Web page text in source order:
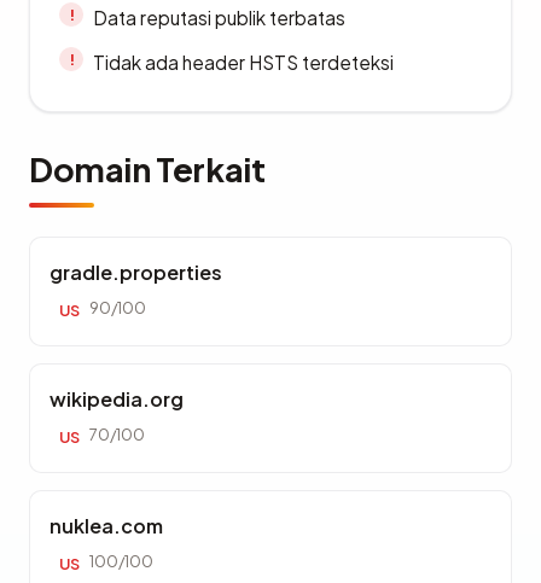
Data reputasi publik terbatas
Tidak ada header HSTS terdeteksi
Domain Terkait
gradle.properties
US 90/100
wikipedia.org
US 70/100
nuklea.com
US 100/100